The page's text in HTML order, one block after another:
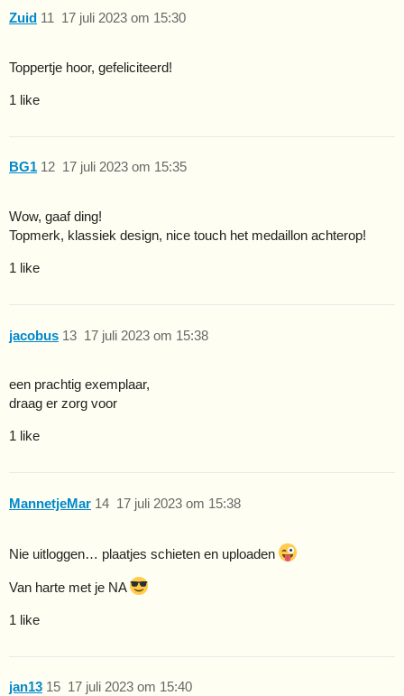
Zuid 17 juli 2023 om 15:30
11
Toppertje hoor, gefeliciteerd!
1 like
BG1 17 juli 2023 om 15:35
12
Wow, gaaf ding!
Topmerk, klassiek design, nice touch het medaillon achterop!
1 like
jacobus 17 juli 2023 om 15:38
13
een prachtig exemplaar,
draag er zorg voor
1 like
MannetjeMar 17 juli 2023 om 15:38
14
Nie uitloggen… plaatjes schieten en uploaden
Van harte met je NA
1 like
jan13 17 juli 2023 om 15:40
15